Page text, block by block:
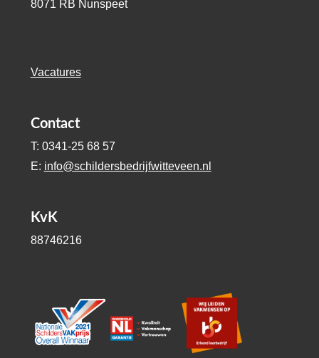
8071 RB Nunspeet
Vacatures
Contact
T: 0341-25 68 57
E: info@schildersbedrijfwitteveen.nl
KvK
88746216